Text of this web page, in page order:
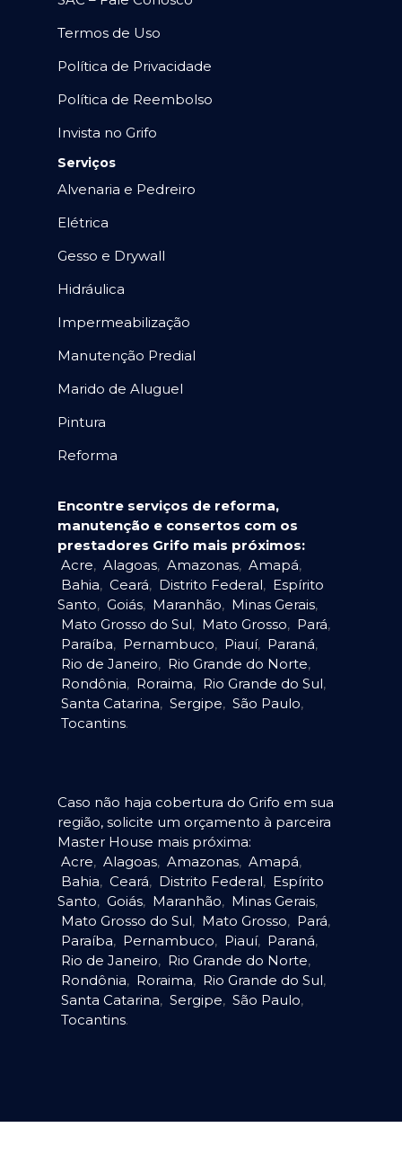
Termos de Uso
Política de Privacidade
Política de Reembolso
Invista no Grifo
Serviços
Alvenaria e Pedreiro
Elétrica
Gesso e Drywall
Hidráulica
Impermeabilização
Manutenção Predial
Marido de Aluguel
Pintura
Reforma
Encontre serviços de reforma,
manutenção e consertos com os
prestadores Grifo mais próximos:
Acre, Alagoas, Amazonas, Amapá,
Bahia, Ceará, Distrito Federal, Espírito
Santo, Goiás, Maranhão, Minas Gerais,
Mato Grosso do Sul, Mato Grosso, Pará,
Paraíba, Pernambuco, Piauí, Paraná,
Rio de Janeiro, Rio Grande do Norte,
Rondônia, Roraima, Rio Grande do Sul,
Santa Catarina, Sergipe, São Paulo,
Tocantins.
Caso não haja cobertura do Grifo em sua
região, solicite um orçamento à parceira
Master House mais próxima:
Acre, Alagoas, Amazonas, Amapá,
Bahia, Ceará, Distrito Federal, Espírito
Santo, Goiás, Maranhão, Minas Gerais,
Mato Grosso do Sul, Mato Grosso, Pará,
Paraíba, Pernambuco, Piauí, Paraná,
Rio de Janeiro, Rio Grande do Norte,
Rondônia, Roraima, Rio Grande do Sul,
Santa Catarina, Sergipe, São Paulo,
Tocantins.